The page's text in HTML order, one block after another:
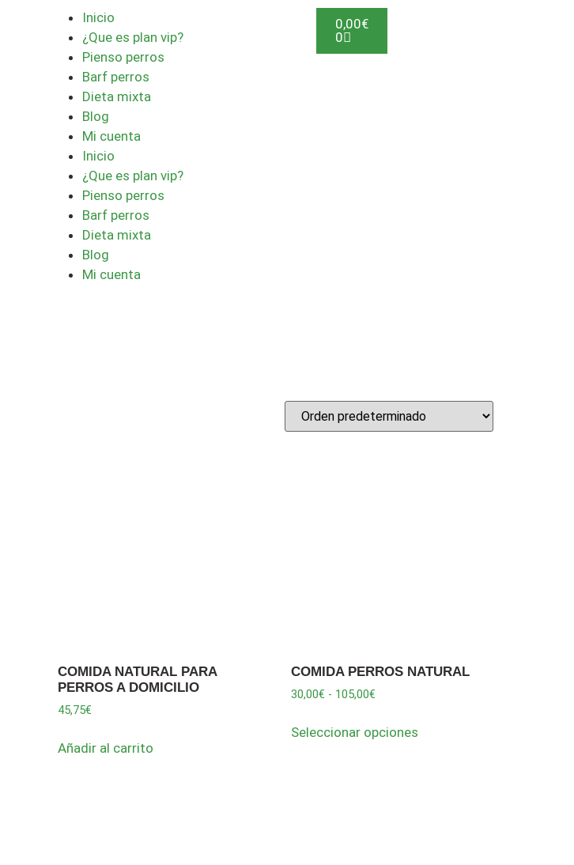
Inicio
¿Que es plan vip?
Pienso perros
Barf perros
Dieta mixta
Blog
Mi cuenta
Inicio
¿Que es plan vip?
Pienso perros
Barf perros
Dieta mixta
Blog
Mi cuenta
0,00€
0
COMIDA NATURAL PARA
PERROS A DOMICILIO
45,75€
Añadir al carrito
COMIDA PERROS NATURAL
30,00€ - 105,00€
Seleccionar opciones